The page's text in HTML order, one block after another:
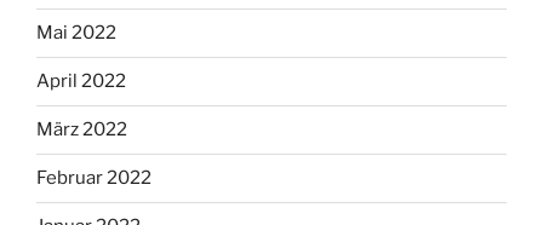
Mai 2022
April 2022
März 2022
Februar 2022